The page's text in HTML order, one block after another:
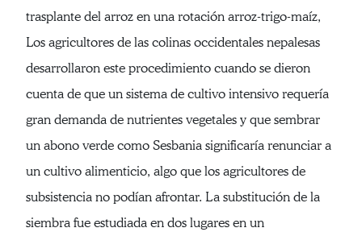
trasplante del arroz en una rotación arroz-trigo-maíz,
Los agricultores de las colinas occidentales nepalesas
desarrollaron este procedimiento cuando se dieron
cuenta de que un sistema de cultivo intensivo requería
gran demanda de nutrientes vegetales y que sembrar
un abono verde como Sesbania significaría renunciar a
un cultivo alimenticio, algo que los agricultores de
subsistencia no podían afrontar. La substitución de la
siembra fue estudiada en dos lugares en un